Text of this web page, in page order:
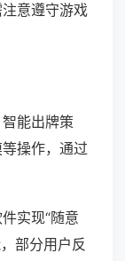
意遵守游戏
能出牌策
操作，通过
实现“随意
部分用户反